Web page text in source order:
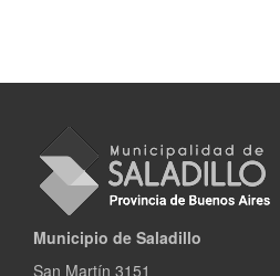
Municipio de Saladillo
San Martín 3151